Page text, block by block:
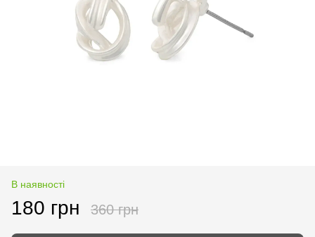
В наявності
180 грн 360 грн